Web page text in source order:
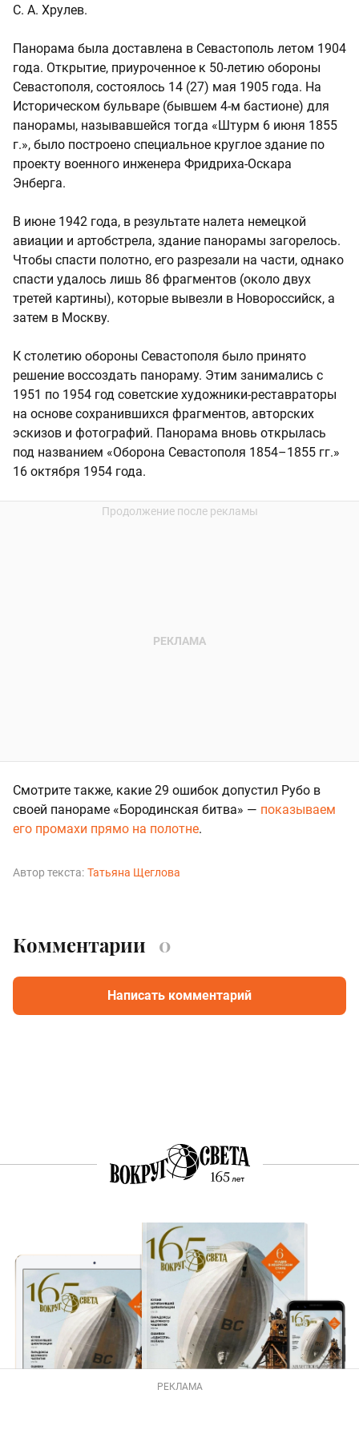
С. А. Хрулев.
Панорама была доставлена в Севастополь летом 1904
года. Открытие, приуроченное к 50-летию обороны
Севастополя, состоялось 14 (27) мая 1905 года. На
Историческом бульваре (бывшем 4-м бастионе) для
панорамы, называвшейся тогда «Штурм 6 июня 1855
г.», было построено специальное круглое здание по
проекту военного инженера Фридриха-Оскара
Энберга.
В июне 1942 года, в результате налета немецкой
авиации и артобстрела, здание панорамы загорелось.
Чтобы спасти полотно, его разрезали на части, однако
спасти удалось лишь 86 фрагментов (около двух
третей картины), которые вывезли в Новороссийск, а
затем в Москву.
К столетию обороны Севастополя было принято
решение воссоздать панораму. Этим занимались с
1951 по 1954 год советские художники-реставраторы
на основе сохранившихся фрагментов, авторских
эскизов и фотографий. Панорама вновь открылась
под названием «Оборона Севастополя 1854–1855 гг.»
16 октября 1954 года.
Смотрите также, какие 29 ошибок допустил Рубо в
своей панораме «Бородинская битва» — показываем
его промахи прямо на полотне.
Автор текста: Татьяна Щеглова
Комментарии 0
Написать комментарий
РЕКЛАМА